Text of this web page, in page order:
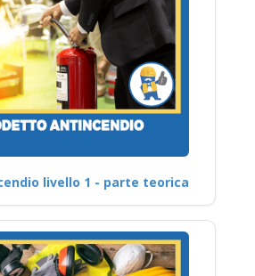
livello 1 - parte teorica